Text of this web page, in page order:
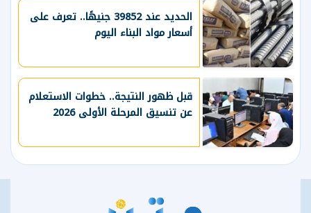
الحديد عند 39852 جنيهًا.. تعرف على
أسعار مواد البناء اليوم
قبل ظهور النتيجة.. خطوات الاستعلام
عن تنسيق المرحلة الأولى 2026